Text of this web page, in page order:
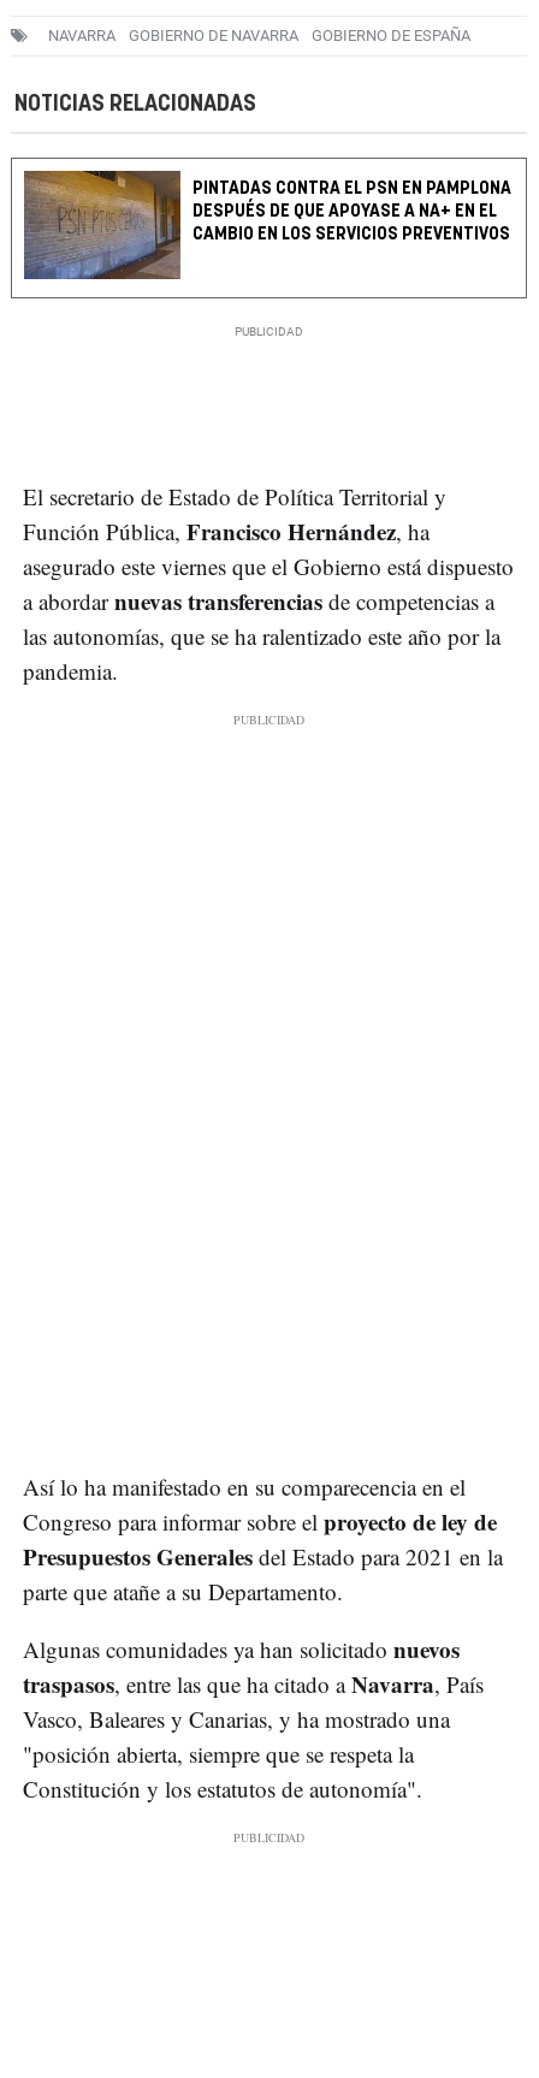
NAVARRA GOBIERNO DE NAVARRA GOBIERNO DE ESPAÑA
NOTICIAS RELACIONADAS
PINTADAS CONTRA EL PSN EN PAMPLONA
DESPUÉS DE QUE APOYASE A NA+ EN EL
CAMBIO EN LOS SERVICIOS PREVENTIVOS
El secretario de Estado de Política Territorial y
Función Pública, Francisco Hernández, ha
asegurado este viernes que el Gobierno está dispuesto
a abordarnuevas transferencias de competencias a
las autonomías, que se ha ralentizado este año por la
pandemia.
Así lo ha manifestado en su comparecencia en el
Congreso para informar sobre el proyecto de ley de
Presupuestos Generales del Estado para 2021 en la
parte que atañe a su Departamento.
Algunas comunidades ya han solicitado nuevos
traspasos, entre las que ha citado aNavarra, País
Vasco, Baleares y Canarias, y ha mostrado una
"posición abierta, siempre que se respeta la
Constitución y los estatutos de autonomía".